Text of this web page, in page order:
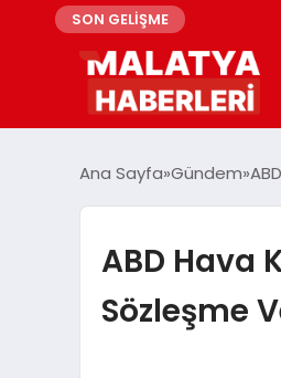
SON GELİŞME
Ana Sayfa Gündem
ABD Hava
Sözleşme